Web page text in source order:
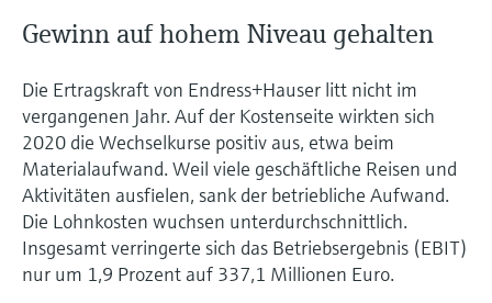
Gewinn auf hohem Niveau gehalten
Die Ertragskraft von Endress+Hauser litt nicht im
vergangenen Jahr. Auf der Kostenseite wirkten sich
2020 die Wechselkurse positiv aus, etwa beim
Materialaufwand. Weil viele geschäftliche Reisen und
Aktivitäten ausfielen, sank der betriebliche Aufwand.
Die Lohnkosten wuchsen unterdurchschnittlich.
Insgesamt verringerte sich das Betriebsergebnis (EBIT)
nur um 1,9 Prozent auf 337,1 Millionen Euro.